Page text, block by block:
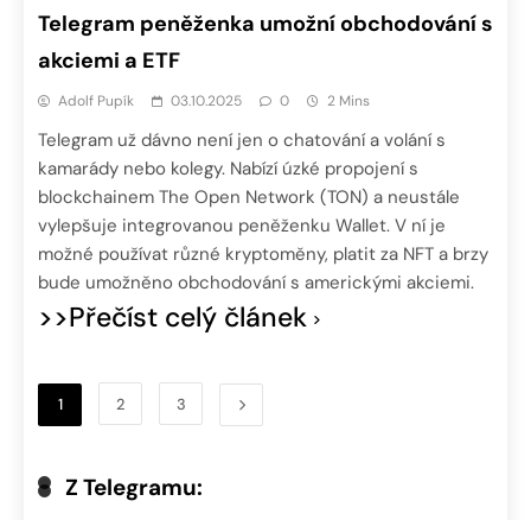
Telegram peněženka umožní obchodování s
akciemi a ETF
Adolf Pupík 03.10.2025 0 2 Mins
Telegram už dávno není jen o chatování a volání s
kamarády nebo kolegy. Nabízí úzké propojení s
blockchainem The Open Network (TON) a neustále
vylepšuje integrovanou peněženku Wallet. V ní je
možné používat různé kryptoměny, platit za NFT a brzy
bude umožněno obchodování s americkými akciemi.
>>Přečíst celý článek
1 2 3
Z Telegramu: